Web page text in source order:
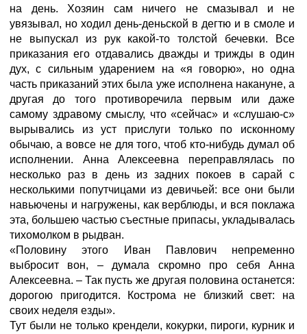
на день. Хозяин сам ничего не смазывал и не
увязывал, но ходил день-деньской в дегтю и в смоле и
не выпускал из рук какой-то толстой бечевки. Все
приказания его отдавались дважды и трижды в один
дух, с сильным ударением на «я говорю», но одна
часть приказаний этих была уже исполнена накануне, а
другая до того противоречила первым или даже
самому здравому смыслу, что «сейчас» и «слушаю-с»
вырывались из уст прислуги только по исконному
обычаю, а вовсе не для того, чтоб кто-нибудь думал об
исполнении. Анна Алексеевна переправлялась по
несколько раз в день из задних покоев в сарай с
несколькими попутчицами из девичьей: все они были
навьючены и нагружены, как верблюды, и вся поклажа
эта, большею частью съестные припасы, укладывалась
тихомолком в рыдван.
«Половину этого Иван Павлович непременно
выбросит вон, – думала скромно про себя Анна
Алексеевна. – Так пусть же другая половина останется:
дорогою пригодится. Кострома не близкий свет: на
своих неделя езды».
Тут были не только крендели, кокурки, пироги, курник и